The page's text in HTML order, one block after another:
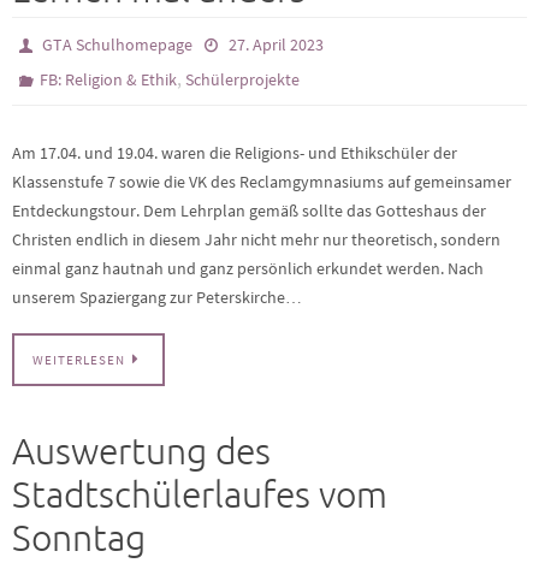
GTA Schulhomepage
27. April 2023
FB: Religion & Ethik, Schülerprojekte
Am 17.04. und 19.04. waren die Religions- und Ethikschüler der
Klassenstufe 7 sowie die VK des Reclamgymnasiums auf gemeinsamer
Entdeckungstour. Dem Lehrplan gemäß sollte das Gotteshaus der
Christen endlich in diesem Jahr nicht mehr nur theoretisch, sondern
einmal ganz hautnah und ganz persönlich erkundet werden. Nach
unserem Spaziergang zur Peterskirche…
WEITERLESEN
Auswertung des
Stadtschülerlaufes vom
Sonntag